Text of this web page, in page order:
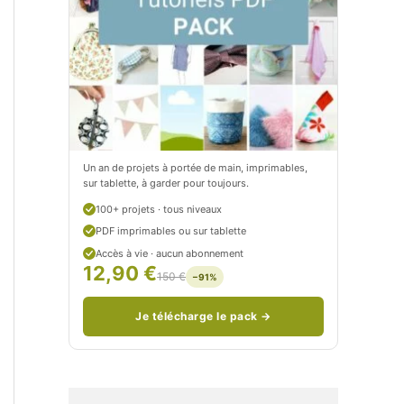
t
i
t
C
i
t
r
n
/
t
i
t
c
i
t
o
n
c
o
Un an de projets à portée de main, imprimables,
sur tablette, à garder pour toujours.
100+ projets · tous niveaux
PDF imprimables ou sur tablette
Accès à vie · aucun abonnement
12,90 €150 € −91%
Je télécharge le pack →